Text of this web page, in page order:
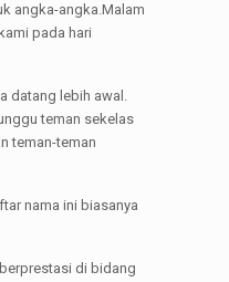
angka-angka.Malam
pada hari
datang lebih awal.
teman sekelas
teman-teman
nama ini biasanya
di bidang